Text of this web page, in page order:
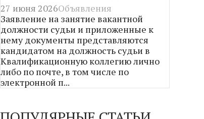
27 июня 2026Объявления
Заявление на занятие вакантной
должности судьи и приложенные к
нему документы представляются
кандидатом на должность судьи в
Квалификационную коллегию лично
либо по почте, в том числе по
электронной п...